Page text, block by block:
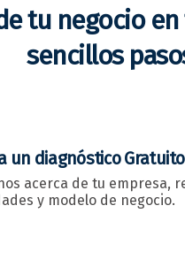
tu negocio en
sencillos
un diagnóstico Gratuito
acerca de tu empresa,
y modelo de negocio.